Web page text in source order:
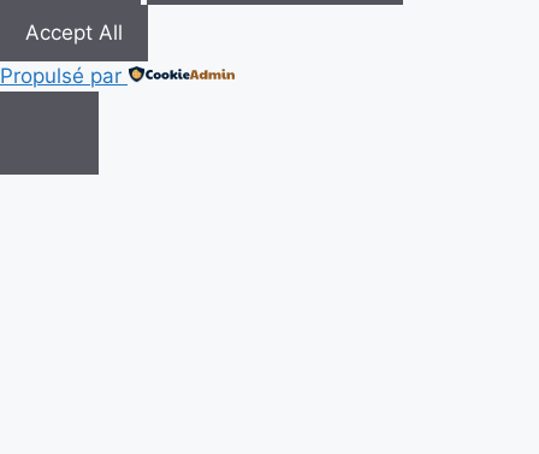
Accept All
Propulsé par